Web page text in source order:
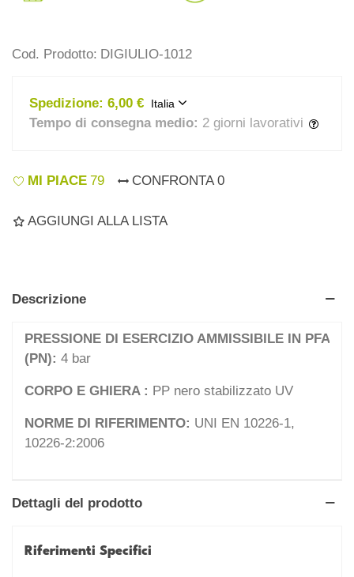
Cod. Prodotto: DIGIULIO-1012
Spedizione: 6,00 € Italia
Tempo di consegna medio: 2 giorni lavorativi
MI PIACE 79 CONFRONTA 0
AGGIUNGI ALLA LISTA
Descrizione
PRESSIONE DI ESERCIZIO AMMISSIBILE IN PFA
(PN): 4 bar
CORPO E GHIERA : PP nero stabilizzato UV
NORME DI RIFERIMENTO: UNI EN 10226-1,
10226-2:2006
Dettagli del prodotto
Riferimenti Specifici